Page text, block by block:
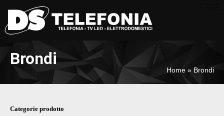
Brondi
Home » Brondi
Categorie prodotto